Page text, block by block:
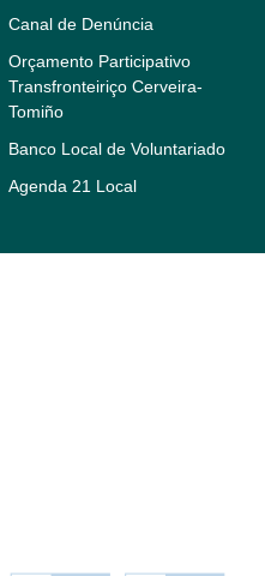
Canal de Denúncia
Orçamento Participativo
Transfronteiriço Cerveira-
Tomiño
Banco Local de Voluntariado
Agenda 21 Local